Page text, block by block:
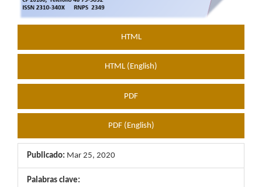
HTML
HTML (English)
PDF
PDF (English)
Publicado: Mar 25, 2020
Palabras clave: